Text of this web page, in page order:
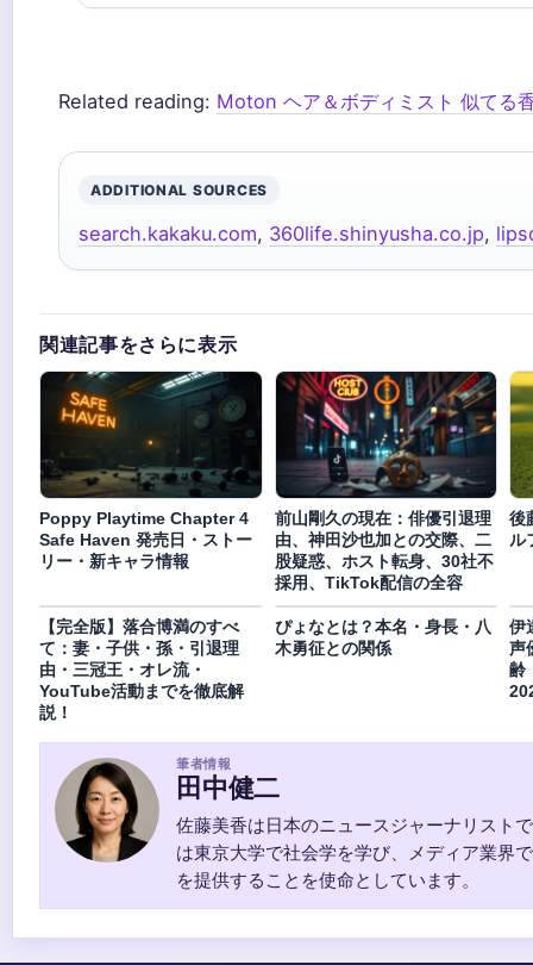
Related reading: Moton ヘア＆ボディミスト 似てる
ADDITIONAL SOURCES
search.kakaku.com, 360life.shinyusha.co.jp,
関連記事をさらに表示
Poppy Playtime Chapter 4
Safe Haven 発売日・ストー
リー・新キャラ情報
前山剛久の現在：俳優引退理
由、神田沙也加との交際、二
股疑惑、ホスト転身、30社不
採用、TikTok配信の全容
後
ル
【完全版】落合博満のすべ
て：妻・子供・孫・引退理
由・三冠王・オレ流・
YouTube活動までを徹底解
説！
ぴょなとは？本名・身長・八
木勇征との関係
伊
声
齢
筆者情報
田中健二
佐藤美香は日本のニュースジャーナリスト
は東京大学で社会学を学び、メディア業界
を提供することを使命としています。